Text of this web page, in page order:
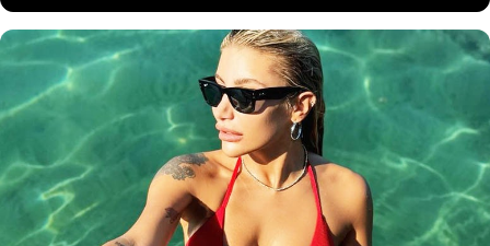
Hafta sonu Çeşme'deki bir beach'te
konser veren İrem Derici, genç
erkeklerden hoşlandığını söyledi.